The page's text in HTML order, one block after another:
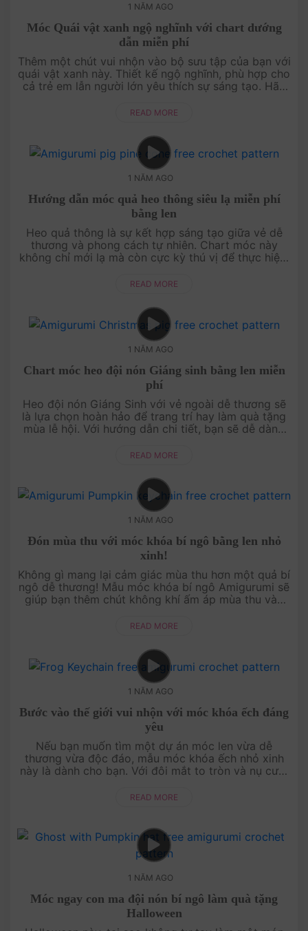
1 NĂM AGO
Móc Quái vật xanh ngộ nghĩnh với chart dướng
dẫn miễn phí
Thêm một chút vui nhộn vào bộ sưu tập của bạn với
quái vật xanh này. Thiết kế ngộ nghĩnh, phù hợp cho
cả trẻ em lẫn người lớn yêu thích sự sáng tạo. Hãy
mọi người!....
READ MORE
1 NĂM AGO
Hướng dẫn móc quả heo thông siêu lạ miễn phí
bằng len
Heo quả thông là sự kết hợp sáng tạo giữa vẻ dễ
thương và phong cách tự nhiên. Chart móc này
không chỉ mới lạ mà còn cực kỳ thú vị để thực hiện.
độc đáo cho mùa đông này!....
READ MORE
1 NĂM AGO
Chart móc heo đội nón Giáng sinh bằng len miễn
phí
Heo đội nón Giáng Sinh với vẻ ngoài dễ thương sẽ
là lựa chọn hoàn hảo để trang trí hay làm quà tặng
mùa lễ hội. Với hướng dẫn chi tiết, bạn sẽ dễ dàng
tay vào móc ngay....
READ MORE
1 NĂM AGO
Đón mùa thu với móc khóa bí ngô bằng len nhỏ
xinh!
Không gì mang lại cảm giác mùa thu hơn một quả bí
ngô dễ thương! Mẫu móc khóa bí ngô Amigurumi sẽ
giúp bạn thêm chút không khí ấm áp mùa thu vào
hảo để làm quà tặng hoặc....
READ MORE
1 NĂM AGO
Bước vào thế giới vui nhộn với móc khóa ếch đáng
yêu
Nếu bạn muốn tìm một dự án móc len vừa dễ
thương vừa độc đáo, mẫu móc khóa ếch nhỏ xinh
này là dành cho bạn. Với đôi mắt to tròn và nụ cười
nghĩnh cho bất kỳ chùm chìa ....
READ MORE
1 NĂM AGO
Móc ngay con ma đội nón bí ngô làm quà tặng
Halloween